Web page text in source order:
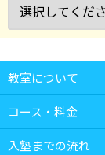
教室について
コース・料金
入塾までの流れ